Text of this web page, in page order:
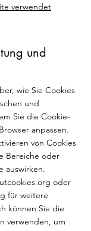
verwendet
und
wie Sie Cookies
und
Sie die Cookie-
anpassen.
von Cookies
Bereiche oder
auswirken.
oder
für weitere
können Sie die
verwenden, um